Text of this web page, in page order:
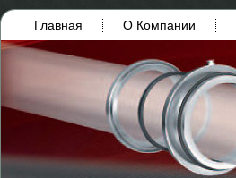
Главная О Компании